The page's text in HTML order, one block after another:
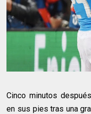
Cinco minutos
en sus pies tras una